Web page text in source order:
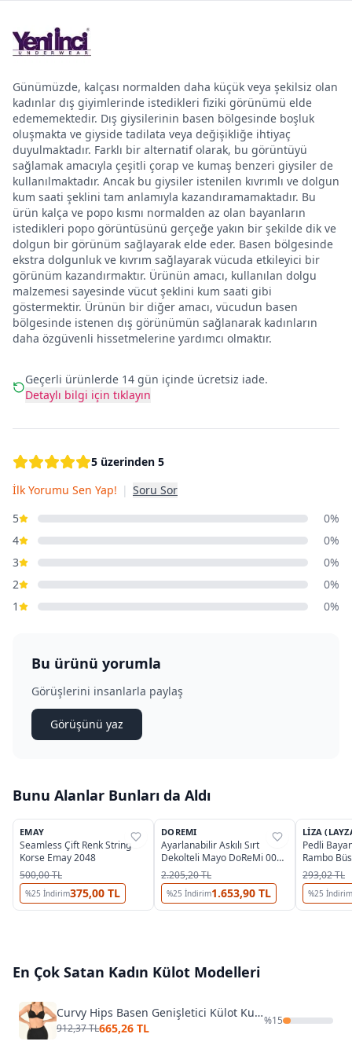
Günümüzde, kalçası normalden daha küçük veya şekilsiz olan
kadınlar dış giyimlerinde istedikleri fiziki görünümü elde
edememektedir. Dış giysilerinin basen bölgesinde boşluk
oluşmakta ve giyside tadilata veya değişikliğe ihtiyaç
duyulmaktadır. Farklı bir alternatif olarak, bu görüntüyü
sağlamak amacıyla çeşitli çorap ve kumaş benzeri giysiler de
kullanılmaktadır. Ancak bu giysiler istenilen kıvrımlı ve dolgun
kum saati şeklini tam anlamıyla kazandıramamaktadır. Bu
ürün kalça ve popo kısmı normalden az olan bayanların
istedikleri popo görüntüsünü gerçeğe yakın bir şekilde dik ve
dolgun bir görünüm sağlayarak elde eder. Basen bölgesinde
ekstra dolgunluk ve kıvrım sağlayarak vücuda etkileyici bir
görünüm kazandırmaktır. Ürünün amacı, kullanılan dolgu
malzemesi sayesinde vücut şeklini kum saati gibi
göstermektir. Ürünün bir diğer amacı, vücudun basen
bölgesinde istenen dış görünümün sağlanarak kadınların
daha özgüvenli hissetmelerine yardımcı olmaktır.
Geçerli ürünlerde 14 gün içinde ücretsiz iade.
Detaylı bilgi için tıklayın
5 üzerinden 5
İlk Yorumu Sen Yap! | Soru Sor
5
0%
4
0%
3
0%
2
0%
1
0%
Bu ürünü yorumla
Görüşlerini insanlarla paylaş
Görüşünü yaz
Bunu Alanlar Bunları da Aldı
%32
EMAY
Seamless Çift Renk String
Korse Emay 2048
500,00 TL
%25 İndirim375,00 TL
%40
DOREMI
Ayarlanabilir Askılı Sırt
Dekolteli Mayo DoReMi 002-
000998
2.205,20 TL
%25 İndirim1.653,90 TL
%44
LIZA
Pedli
Rambo
293,02 TL
%25 İndirim
En Çok Satan Kadın Külot Modelleri
Curvy Hips Basen Genişletici Külot Kum Saati Külot Yeni İnci 180
912,37 TL665,26 TL
%15